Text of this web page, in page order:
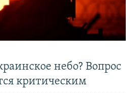
небо? Вопрос
критическим